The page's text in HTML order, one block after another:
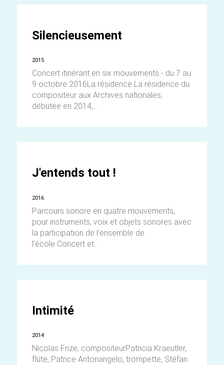
Silencieusement
2015
Concert itinérant en six mouvements - du 7 au
9 octobre 2016La résidence La résidence du
compositeur aux Archives nationales,
débutée en 2014,...
J'entends tout !
2016
Parcours sonore en quatre mouvements,
pour instruments, voix et objets sonores avec
la participation de l’ensemble de
l’école Concert et...
Intimité
2014
Nicolas Frize, compositeurPatricia Kraeutler,
flûte, Patrice Antonangelo, trompette, Stéfan